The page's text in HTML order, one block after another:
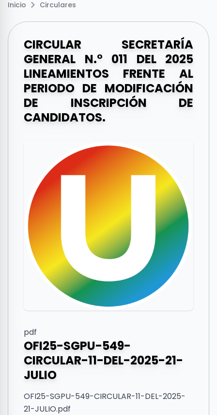
Inicio Circulares
CIRCULAR SECRETARÍA
GENERAL N.° 011 DEL 2025
LINEAMIENTOS FRENTE AL
PERIODO DE MODIFICACIÓN
DE INSCRIPCIÓN DE
CANDIDATOS.
pdf
OFI25-SGPU-549-
CIRCULAR-11-DEL-2025-21-
JULIO
OFI25-SGPU-549-CIRCULAR-11-DEL-2025-
21-JULIO.pdf